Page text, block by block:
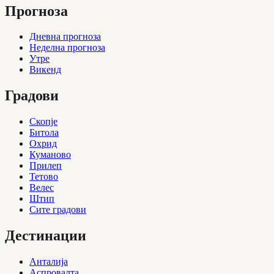
Прогноза
Дневна прогноза
Неделна прогноза
Утре
Викенд
Градови
Скопје
Битола
Охрид
Куманово
Прилеп
Тетово
Велес
Штип
Сите градови
Дестинации
Анталија